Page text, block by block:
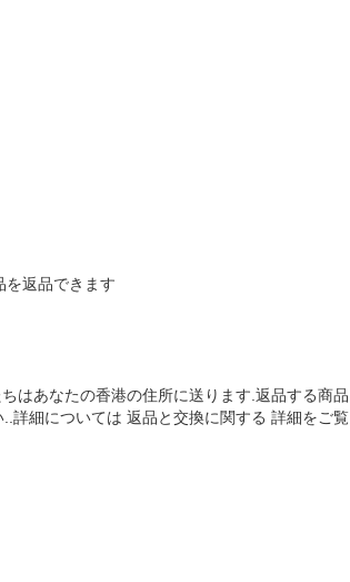
を返品できます
はあなたの香港の住所に送ります.返品する商品
詳細については 返品と交換に関する 詳細をご覧